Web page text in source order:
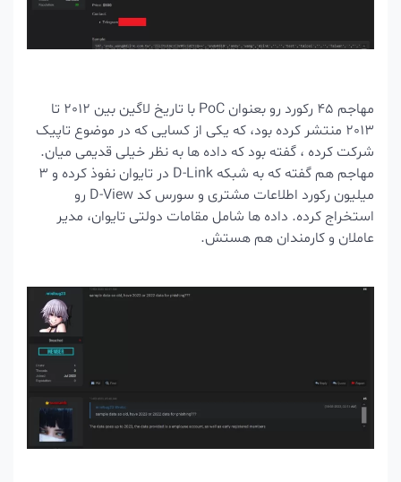
مهاجم 45 رکورد رو بعنوان PoC با تاریخ لاگین بین 2012 تا
2013 منتشر کرده بود، که یکی از کسایی که در موضوع تاپیک
شرکت کرده ، گفته بود که داده ها به نظر خیلی قدیمی میان.
مهاجم هم گفته که به شبکه D-Link در تایوان نفوذ کرده و 3
میلیون رکورد اطلاعات مشتری و سورس کد D-View رو
استخراج کرده. داده ها شامل مقامات دولتی تایوان، مدیر
عاملان و کارمندان هم هستش.